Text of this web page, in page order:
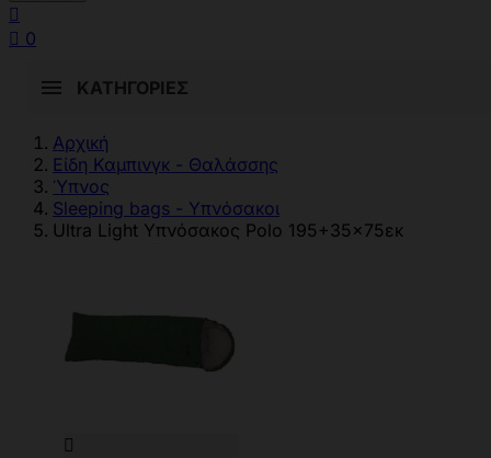

 0
ΚΑΤΗΓΟΡΊΕΣ
Αρχική
Είδη Καμπινγκ - Θαλάσσης
Ύπνος
Sleeping bags - Υπνόσακοι
Ultra Light Υπνόσακος Polo 195+35x75εκ
